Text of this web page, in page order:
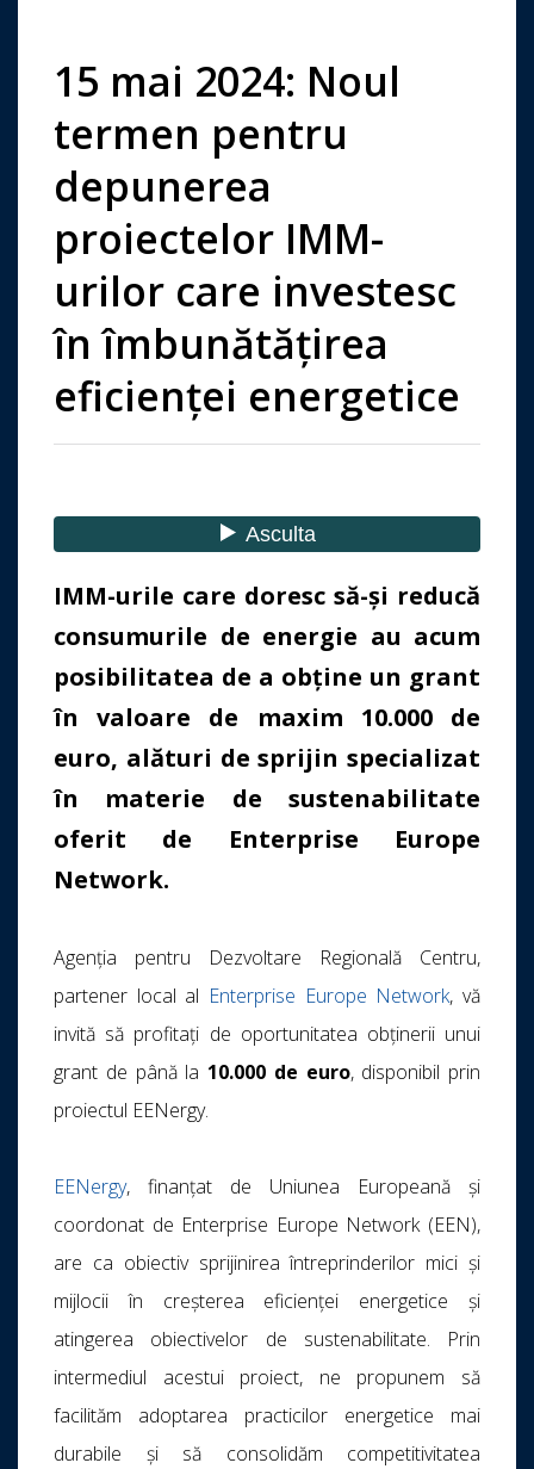
15 mai 2024: Noul
termen pentru
depunerea
proiectelor IMM-
urilor care investesc
în îmbunătățirea
eficienței energetice
IMM-urile care doresc să-și reducă
consumurile de energie au acum
posibilitatea de a obține un grant
în valoare de maxim 10.000 de
euro, alături de sprijin specializat
în materie de sustenabilitate
oferit de Enterprise Europe
Network.
Agenția pentru Dezvoltare Regională Centru,
partener local al Enterprise Europe Network, vă
invită să profitați de oportunitatea obținerii unui
grant de până la 10.000 de euro, disponibil prin
proiectul EENergy.
EENergy, finanțat de Uniunea Europeană și
coordonat de Enterprise Europe Network (EEN),
are ca obiectiv sprijinirea întreprinderilor mici și
mijlocii în creșterea eficienței energetice și
atingerea obiectivelor de sustenabilitate. Prin
intermediul acestui proiect, ne propunem să
facilităm adoptarea practicilor energetice mai
durabile și să consolidăm competitivitatea